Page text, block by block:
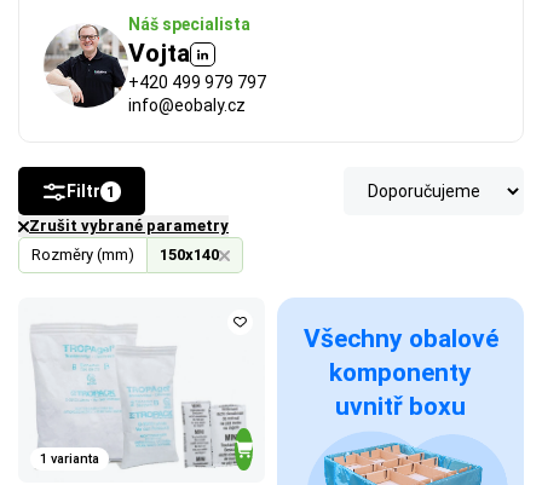
Náš specialista
Vojta
+420 499 979 797
info@eobaly.cz
Rozměry (mm) 150x140
Zrušit vybrané parametry
Filtr 1
1 varianta
Všechny obalové
komponenty
uvnitř boxu